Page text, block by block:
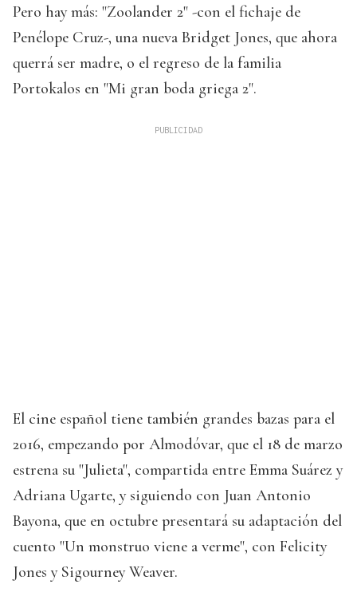
Pero hay más: "Zoolander 2" -con el fichaje de
Penélope Cruz-, una nueva Bridget Jones, que ahora
querrá ser madre, o el regreso de la familia
Portokalos en "Mi gran boda griega 2".
El cine español tiene también grandes bazas para el
2016, empezando por Almodóvar, que el 18 de marzo
estrena su "Julieta", compartida entre Emma Suárez y
Adriana Ugarte, y siguiendo con Juan Antonio
Bayona, que en octubre presentará su adaptación del
cuento "Un monstruo viene a verme", con Felicity
Jones y Sigourney Weaver.